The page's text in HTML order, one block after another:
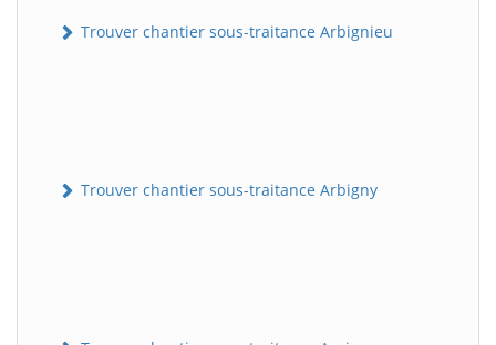
Trouver chantier sous-traitance Arbignieu
Trouver chantier sous-traitance Arbigny